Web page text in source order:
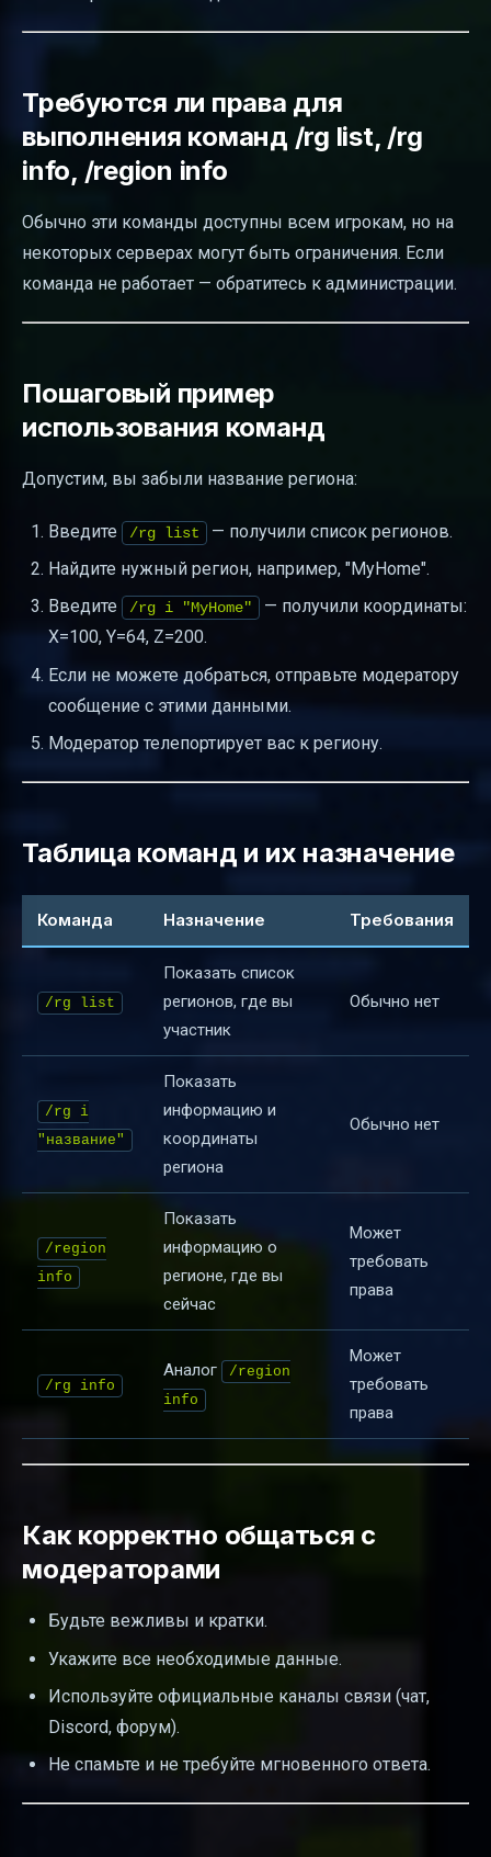
Требуются ли права для
выполнения команд /rg list, /rg
info, /region info
Обычно эти команды доступны всем игрокам, но на
некоторых серверах могут быть ограничения. Если
команда не работает — обратитесь к администрации.
Пошаговый пример
использования команд
Допустим, вы забыли название региона:
Введите /rg list
— получили список регионов.
Найдите нужный регион, например, "MyHome".
Введите
/rg i "MyHome"
— получили координаты:
X=100, Y=64, Z=200.
Если не можете добраться, отправьте модератору
сообщение с этими данными.
Модератор телепортирует вас к региону.
Таблица команд и их назначение
Команда Назначение Требования
/rg list
Показать список
регионов, где вы
участник
Обычно нет
/rg i
"название"
Показать
информацию и
координаты
региона
Обычно нет
/region
info
Показать
информацию о
регионе, где вы
сейчас
Может
требовать
права
/rg info
Аналог
/region
info
Может
требовать
права
Как корректно общаться с
модераторами
Будьте вежливы и кратки.
Укажите все необходимые данные.
Используйте официальные каналы связи (чат,
Discord, форум).
Не спамьте и не требуйте мгновенного ответа.